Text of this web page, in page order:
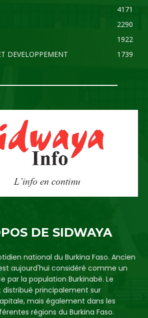
4171
2290
1922
DEVELOPPEMENT
1739
DE SIDWAYA
national du Burkina Faso. Ancien
aujourd'hui considéré comme un
par la population Burkinabè. Le
distribué principalement sur
mais également dans les
régions du Burkina Faso.